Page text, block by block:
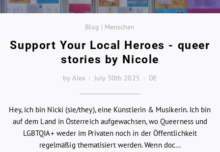
Blog | Menschen
Support Your Local Heroes - queer
stories by Nicole
by Alex July 30th 2025 DE
Hey, ich bin Nicki (sie/they), eine Künstlerin & Musikerin. Ich bin
auf dem Land in Österreich aufgewachsen, wo Queerness und
LGBTQIA+ weder im Privaten noch in der Öffentlichkeit
regelmäßig thematisiert werden. Wenn doc...